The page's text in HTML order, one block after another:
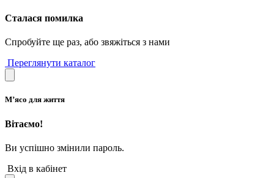
Сталася помилка
Спробуйте ще раз, або звяжіться з нами
Переглянути каталог
М’ясо для життя
Вітаємо!
Ви успішно змінили пароль.
Вхід в кабінет